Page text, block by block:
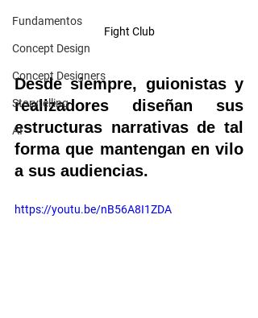
Fundamentos
Concept Design
Concept Designers
Storytelling
AI
Fight Club
Desde siempre, guionistas y
realizadores diseñan sus
estructuras narrativas de tal
forma que mantengan en vilo
a sus audiencias.
https://youtu.be/nB56A8I1ZDA